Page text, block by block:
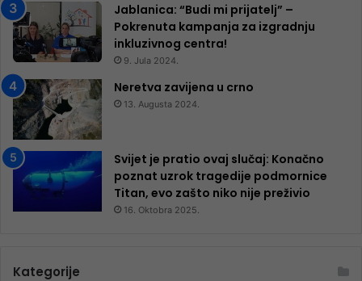
Jablanica: “Budi mi prijatelj” –
Pokrenuta kampanja za izgradnju
inkluzivnog centra!
9. Jula 2024.
Neretva zavijena u crno
13. Augusta 2024.
Svijet je pratio ovaj slučaj: Konačno
poznat uzrok tragedije podmornice
Titan, evo zašto niko nije preživio
16. Oktobra 2025.
Kategorije